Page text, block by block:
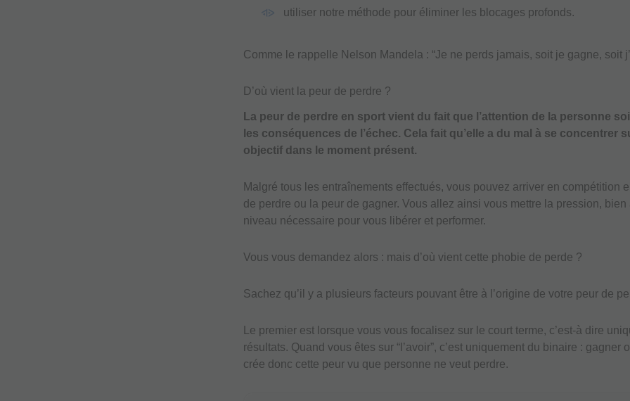
utiliser notre méthode pour éliminer les blocages profonds.
Comme le rappelle Nelson Mandela : “Je ne perds jamais, soit je gagne, soit
D’où vient la peur de perdre ?
La peur de perdre en sport vient du fait que l’attention de la personne
les conséquences de l’échec. Cela fait qu’elle a du mal à se concentrer
objectif dans le moment présent.
Malgré tous les entraînements effectués, vous pouvez arriver en compétition
de perdre ou la peur de gagner. Vous allez ainsi vous mettre la pression, bien
niveau nécessaire pour vous libérer et performer.
Vous vous demandez alors : mais d’où vient cette phobie de perde ?
Sachez qu’il y a plusieurs facteurs pouvant être à l’origine de votre peur de
Le premier est lorsque vous vous focalisez sur le court terme, c’est-à dire
résultats. Quand vous êtes sur “l’avoir”, c’est uniquement du binaire : gagner
crée donc cette peur vu que personne ne veut perdre.